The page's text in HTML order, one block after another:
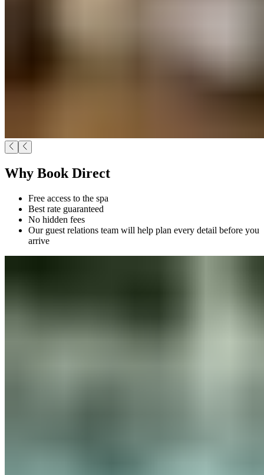
Why Book Direct​​​​‌ ‍ ​‍​‍‌‍ ‌ ​‍‌‍‍‌‌‍‌ ‌‍‍‌‌‍ ‍​‍​‍​ ‍‍​‍​‍‌ ​ ‌‍​‌‌‍ ‍‌‍‍‌‌ ‌​‌ ‍‌​‍ ‍‌‍‍‌‌‍ ​‍​‍​‍ ​​‍​‍‌‍‍​‌ ​‍‌‍‌‌‌‍‌‍​‍​‍​ ‍‍​‍​‍‌‍‍​‌ ‌​‌ ‌​‌ ​​‌ ​ ​ ‍‍​‍ ​‍ ‌‍ ​​‍ ‌‌‍​‌‌‍ ‍‌‍‌​​‍ ‌‌ ​‍​‍ ‌‌‍‍​‌‍ ‌ ‌​‌‍‌‌‌‍ ​‌ ​ ​‍ ‌‌ ​ ‌ ‌​‌ ‌‌‌‍‌​‌‍‍‌‌‍ ​‍ ‍‌ ‌‍‌‍‌‌‌ ​‍‌‍​ ‌‍‌‌‌‍ ​​‍ ‍‌‍​‌‌ ​​‌ ​​​‍ ‌‍‍‌‌‍ ‍‌ ‌​‌‍‌‌‌‍ ‍‌ ‌​​‍ ‌‍‌‌‌‍‌​‌‍‍‌‌ ‌​​‍ ‌‍ ‌‌‍ ‌‍‌​‌‍‌‌​ ‌‌ ​​‌ ​‍‌‍‌‌‌ ​ ‌‍‌‌‌‍ ‍‌ ‌​‌‍​‌‌ ‌​‌‍‍‌‌‍ ‌‍ ‍​ ‍ ‌‍‍‌‌‍‌​​ ‌​ ​​​ ​​‌‍‌​​ ​‌​ ‌‌​ ‌‍​ ‌‍​ ‌‌​‍ ‌​ ‌‍​ ‍​‌‍​ ​ ‍​​‍ ‌​ ‌​‌‍‌‍‌‍​‌‌‍​‍​‍ ‌‌‍​‍‌‍‌‌​ ‌‌​ ‌‍​‍ ‌‌‍‌​​ ‌​‌‍‌‌​ ​​​ ‌ ​ ​ ​ ‍​​ ‌ ​ ​​​ ​‍​ ‌ ‌‍‌‌​ ‍ ‌ ‌​‌ ‍‌‌ ​​‌‍‌‌​ ‌‌‍‍​‌‍ ‌ ‌​‌‍‌‌‌‍ ​‌‌​‍‌‍ ‌‍ ‌‍ ‌‌‌​ ‌ ‌‌‌‍‍‌‌ ‌​‌‍‌‌​ ‍ ‌ ​​‌‍​‌‌ ‌​‌‍‍​​ ‌‌ ​​‌‍​‌‌‍‌ ‌‍‌‌‌​​‍‌ ‌‌‌‍‍‌‌‍ ​‌‍‌​‌‍‌‌‌ ​‍​‍‌‌​ ‌‌‌​​‍‌‌ ‌‍‍ ‌‍‌‌‌ ‍‌​‍‌‌​ ​ ‌​‌​​‍‌‌​ ​ ‌​‌​​‍‌‌​ ​‍​ ​‍‌‍‌‌​ ​‌​ ‌‌‌‍‌‍​ ​‌‌‍‌‌‌‍​‍​ ​‌​ ‍‌​ ​‍‌‍​ ‌‍​ ​‍‌‌​ ​‍​ ​‍​‍‌‌​ ‌‌‌​‌​​‍ ‍‌‍‍​‌‍‌‌‌‍​‌‌‍‌​‌‍‍‌‌‍ ‍‌‍‌ ​ ‌‍​‍‌‍​‌‌ ​ ‌‍‌‌‌‌‌‌‌ ​‍‌‍ ​​ ‌‌‍‍​‌ ‌​‌ ‌​‌ ​​‌ ​ ​‍‌‌​ ​ ‌​​‌​‍‌‌​ ​‍‌​‌‍​‍‌‌​ ​‍‌​‌‍‌‍ ​​‍ ‌‌‍​‌‌‍ ‍‌‍‌​​‍ ‌‌ ​‍​‍ ‌‌‍‍​‌‍ ‌ ‌​‌‍‌‌‌‍ ​‌ ​ ​‍ ‌‌ ​ ‌ ‌​‌ ‌‌‌‍‌​‌‍‍‌‌‍ ​‍ ‍‌ ‌‍‌‍‌‌‌ ​‍‌‍​ ‌‍‌‌‌‍ ​​‍ ‍‌‍​‌‌ ​​‌ ​​​‍‌‍‌‍‍‌‌‍‌​​ ‌​ ​​​ ​​‌‍‌​​ ​‌​ ‌‌​ ‌‍​ ‌‍​ ‌‌​‍ ‌​ ‌‍​ ‍​‌‍​ ​ ‍​​‍ ‌​ ‌​‌‍‌‍‌‍​‌‌‍​‍​‍ ‌‌‍​‍‌‍‌‌​ ‌‌​ ‌‍​‍ ‌‌‍‌​​ ‌​‌‍‌‌​ ​​​ ‌ ​ ​ ​ ‍​​ ‌ ​ ​​​ ​‍​ ‌ ‌‍‌‌​‍‌‍‌ ‌​‌ ‍‌‌ ​​‌‍‌‌​ ‌‌‍‍​‌‍ ‌ ‌​‌‍‌‌‌‍ ​‌‌​‍‌‍ ‌‍ ‌‍ ‌‌‌​ ‌ ‌‌‌‍‍‌‌ ‌​‌‍‌‌​‍‌‍‌ ​​‌‍​‌‌ ‌​‌‍‍​​ ‌‌ ​​‌‍​‌‌‍‌ ‌‍‌‌‌​​‍‌ ‌‌‌‍‍‌‌‍ ​‌‍‌​‌‍‌‌‌ ​‍​‍‌‌​ ‌‌‌​​‍‌‌ ‌‍‍ ‌‍‌‌‌ ‍‌​‍‌‌​ ​ ‌​‌​​‍‌‌​ ​ ‌​‌​​‍‌‌​ ​‍​ ​‍‌‍‌‌​ ​‌​ ‌‌‌‍‌‍​ ​‌‌‍‌‌‌‍​‍​ ​‌​ ‍‌​ ​‍‌‍​ ‌‍​ ​‍‌‌​ ​‍​ ​‍​‍‌‌​ ‌‌‌​‌​​‍ ‍‌‍‍​‌‍‌‌‌‍​‌‌‍‌​‌‍‍‌‌‍ ‍‌‍‌ ​‍‌‍‌ ​​‌‍‌‌‌ ​‍‌ ​ ‌ ​​‌‍‌‌‌‍​ ‌ ‌​‌‍‍‌‌ ‌‍‌‍‌‌​ ‌‌ ​​‌ ‌‌‌‍​‍‌‍ ​‌‍‍‌‌ ​ ‌‍‍​‌‍‌‌‌‍‌​​‍​‍‌ ‌
Free access to the spa​​​​‌ ‍ ​‍​‍‌‍ ‌ ​‍‌‍‍‌‌‍‌ ‌‍‍‌‌‍ ‍​‍​‍​ ‍‍​‍​‍‌ ​ ‌‍​‌‌‍ ‍‌‍‍‌‌ ‌​‌ ‍‌​‍ ‍‌‍‍‌‌‍ ​‍​‍​‍ ​​‍​‍‌‍‍​‌ ​‍‌‍‌‌‌‍‌‍​‍​‍​ ‍‍​‍​‍‌‍‍​‌ ‌​‌ ‌​‌ ​​‌ ​ ​ ‍‍​‍ ​‍ ‌‍ ​​‍ ‌‌‍​‌‌‍ ‍‌‍‌​​‍ ‌‌ ​‍​‍ ‌‌‍‍​‌‍ ‌ ‌​‌‍‌‌‌‍ ​‌ ​ ​‍ ‌‌ ​ ‌ ‌​‌ ‌‌‌‍‌​‌‍‍‌‌‍ ​‍ ‍‌ ‌‍‌‍‌‌‌ ​‍‌‍​ ‌‍‌‌‌‍ ​​‍ ‍‌‍​‌‌ ​​‌ ​​​‍ ‌‍‍‌‌‍ ‍‌ ‌​‌‍‌‌‌‍ ‍‌ ‌​​‍ ‌‍‌‌‌‍‌​‌‍‍‌‌ ‌​​‍ ‌‍ ‌‌‍ ‌‍‌​‌‍‌‌​ ‌‌ ​​‌ ​‍‌‍‌‌‌ ​ ‌‍‌‌‌‍ ‍‌ ‌​‌‍​‌‌ ‌​‌‍‍‌‌‍ ‌‍ ‍​ ‍ ‌‍‍‌‌‍‌​​ ‌​ ​​​ ​​‌‍‌​​ ​‌​ ‌‌​ ‌‍​ ‌‍​ ‌‌​‍ ‌​ ‌‍​ ‍​‌‍​ ​ ‍​​‍ ‌​ ‌​‌‍‌‍‌‍​‌‌‍​‍​‍ ‌‌‍​‍‌‍‌‌​ ‌‌​ ‌‍​‍ ‌‌‍‌​​ ‌​‌‍‌‌​ ​​​ ‌ ​ ​ ​ ‍​​ ‌ ​ ​​​ ​‍​ ‌ ‌‍‌‌​ ‍ ‌ ‌​‌ ‍‌‌ ​​‌‍‌‌​ ‌‌‍‍​‌‍ ‌ ‌​‌‍‌‌‌‍ ​‌‌​‍‌‍ ‌‍ ‌‍ ‌‌‌​ ‌ ‌‌‌‍‍‌‌ ‌​‌‍‌‌​ ‍ ‌ ​​‌‍​‌‌ ‌​‌‍‍​​ ‌‌ ​​‌‍​‌‌‍‌ ‌‍‌‌‌​​‍‌ ‌‌‌‍‍‌‌‍ ​‌‍‌​‌‍‌‌‌ ​‍​‍‌‌​ ‌‌‌​​‍‌‌ ‌‍‍ ‌‍‌‌‌ ‍‌​‍‌‌​ ​ ‌​‌​​‍‌‌​ ​ ‌​‌​​‍‌‌​ ​‍​ ​‍‌‍‌‌​ ​‌​ ‌‌‌‍‌‍​ ​‌‌‍‌‌‌‍​‍​ ​‌​ ‍‌​ ​‍‌‍​ ‌‍​ ​‍‌‌​ ​‍​ ​‍​‍‌‌​ ‌‌‌​‌​​‍ ‍‌‍​‍‌‍ ‌‍‌​‌ ‍‌​‍‌‌​ ‌‌‌​​‍‌‌ ‌‍‍ ‌‍‌‌‌ ‍‌​‍‌‌​ ​ ‌​‌​​‍‌‌​ ​ ‌​‌​​‍‌‌​ ​‍​ ​‍‌‍​‌​ ‌‍​ ​‌‌‍​‌‌‍​‍‌‍​‌​ ‍‌​ ‍​​ ‍‌‌‍​ ​ ​ ​ ‍​​‍‌‌​ ​‍​ ​‍​‍‌‌​ ‌‌‌​‌​​‍ ‍‌‍​ ‌‍‍​‌‍‍‌‌‍ ​‌‍‌​‌ ​‍‌‍‌‌‌‍ ‍​‍‌‌​ ‌‌‌​​‍‌‌ ‌‍‍ ‌‍‌‌‌ ‍‌​‍‌‌​ ​ ‌​‌​​‍‌‌​ ​ ‌​‌​​‍‌‌​ ​‍​ ​‍‌‍‌‌‌‍‌‌‌‍​‍‌‍‌‌​ ‌ ‌‍​‌‌‍​‌‌‍​‍​ ‌​​ ​‍​ ‌‌‌‍​‌​‍‌‌​ ​‍​ ​‍​‍‌‌​ ‌‌‌​‌​​‍ ‍‌ ‌​‌‍‌‌‌ ‍​‌ ‌​​ ‌‍​‍‌‍​‌‌ ​ ‌‍‌‌‌‌‌‌‌ ​‍‌‍ ​​ ‌‌‍‍​‌ ‌​‌ ‌​‌ ​​‌ ​ ​‍‌‌​ ​ ‌​​‌​‍‌‌​ ​‍‌​‌‍​‍‌‌​ ​‍‌​‌‍‌‍ ​​‍ ‌‌‍​‌‌‍ ‍‌‍‌​​‍ ‌‌ ​‍​‍ ‌‌‍‍​‌‍ ‌ ‌​‌‍‌‌‌‍ ​‌ ​ ​‍ ‌‌ ​ ‌ ‌​‌ ‌‌‌‍‌​‌‍‍‌‌‍ ​‍ ‍‌ ‌‍‌‍‌‌‌ ​‍‌‍​ ‌‍‌‌‌‍ ​​‍ ‍‌‍​‌‌ ​​‌ ​​​‍‌‍‌‍‍‌‌‍‌​​ ‌​ ​​​ ​​‌‍‌​​ ​‌​ ‌‌​ ‌‍​ ‌‍​ ‌‌​‍ ‌​ ‌‍​ ‍​‌‍​ ​ ‍​​‍ ‌​ ‌​‌‍‌‍‌‍​‌‌‍​‍​‍ ‌‌‍​‍‌‍‌‌​ ‌‌​ ‌‍​‍ ‌‌‍‌​​ ‌​‌‍‌‌​ ​​​ ‌ ​ ​ ​ ‍​​ ‌ ​ ​​​ ​‍​ ‌ ‌‍‌‌​‍‌‍‌ ‌​‌ ‍‌‌ ​​‌‍‌‌​ ‌‌‍‍​‌‍ ‌ ‌​‌‍‌‌‌‍ ​‌‌​‍‌‍ ‌‍ ‌‍ ‌‌‌​ ‌ ‌‌‌‍‍‌‌ ‌​‌‍‌‌​‍‌‍‌ ​​‌‍​‌‌ ‌​‌‍‍​​ ‌‌ ​​‌‍​‌‌‍‌ ‌‍‌‌‌​​‍‌ ‌‌‌‍‍‌‌‍ ​‌‍‌​‌‍‌‌‌ ​‍​‍‌‌​ ‌‌‌​​‍‌‌ ‌‍‍ ‌‍‌‌‌ ‍‌​‍‌‌​ ​ ‌​‌​​‍‌‌​ ​ ‌​‌​​‍‌‌​ ​‍​ ​‍‌‍‌‌​ ​‌​ ‌‌‌‍‌‍​ ​‌‌‍‌‌‌‍​‍​ ​‌​ ‍‌​ ​‍‌‍​ ‌‍​ ​‍‌‌​ ​‍​ ​‍​‍‌‌​ ‌‌‌​‌​​‍ ‍‌‍​‍‌‍ ‌‍‌​‌ ‍‌​‍‌‌​ ‌‌‌​​‍‌‌ ‌‍‍ ‌‍‌‌‌ ‍‌​‍‌‌​ ​ ‌​‌​​‍‌‌​ ​ ‌​‌​​‍‌‌​ ​‍​ ​‍‌‍​‌​ ‌‍​ ​‌‌‍​‌‌‍​‍‌‍​‌​ ‍‌​ ‍​​ ‍‌‌‍​ ​ ​ ​ ‍​​‍‌‌​ ​‍​ ​‍​‍‌‌​ ‌‌‌​‌​​‍ ‍‌‍​ ‌‍‍​‌‍‍‌‌‍ ​‌‍‌​‌ ​‍‌‍‌‌‌‍ ‍​‍‌‌​ ‌‌‌​​‍‌‌ ‌‍‍ ‌‍‌‌‌ ‍‌​‍‌‌​ ​ ‌​‌​​‍‌‌​ ​ ‌​‌​​‍‌‌​ ​‍​ ​‍‌‍‌‌‌‍‌‌‌‍​‍‌‍‌‌​ ‌ ‌‍​‌‌‍​‌‌‍​‍​ ‌​​ ​‍​ ‌‌‌‍​‌​‍‌‌​ ​‍​ ​‍​‍‌‌​ ‌‌‌​‌​​‍ ‍‌ ‌​‌‍‌‌‌ ‍​‌ ‌​​‍‌‍‌ ​​‌‍‌‌‌ ​‍‌ ​ ‌ ​​‌‍‌‌‌‍​ ‌ ‌​‌‍‍‌‌ ‌‍‌‍‌‌​ ‌‌ ​​‌ ‌‌‌‍​‍‌‍ ​‌‍‍‌‌ ​ ‌‍‍​‌‍‌‌‌‍‌​​‍​‍‌ ‌
Best rate guaranteed​​​​‌ ‍ ​‍​‍‌‍ ‌ ​‍‌‍‍‌‌‍‌ ‌‍‍‌‌‍ ‍​‍​‍​ ‍‍​‍​‍‌ ​ ‌‍​‌‌‍ ‍‌‍‍‌‌ ‌​‌ ‍‌​‍ ‍‌‍‍‌‌‍ ​‍​‍​‍ ​​‍​‍‌‍‍​‌ ​‍‌‍‌‌‌‍‌‍​‍​‍​ ‍‍​‍​‍‌‍‍​‌ ‌​‌ ‌​‌ ​​‌ ​ ​ ‍‍​‍ ​‍ ‌‍ ​​‍ ‌‌‍​‌‌‍ ‍‌‍‌​​‍ ‌‌ ​‍​‍ ‌‌‍‍​‌‍ ‌ ‌​‌‍‌‌‌‍ ​‌ ​ ​‍ ‌‌ ​ ‌ ‌​‌ ‌‌‌‍‌​‌‍‍‌‌‍ ​‍ ‍‌ ‌‍‌‍‌‌‌ ​‍‌‍​ ‌‍‌‌‌‍ ​​‍ ‍‌‍​‌‌ ​​‌ ​​​‍ ‌‍‍‌‌‍ ‍‌ ‌​‌‍‌‌‌‍ ‍‌ ‌​​‍ ‌‍‌‌‌‍‌​‌‍‍‌‌ ‌​​‍ ‌‍ ‌‌‍ ‌‍‌​‌‍‌‌​ ‌‌ ​​‌ ​‍‌‍‌‌‌ ​ ‌‍‌‌‌‍ ‍‌ ‌​‌‍​‌‌ ‌​‌‍‍‌‌‍ ‌‍ ‍​ ‍ ‌‍‍‌‌‍‌​​ ‌​ ​​​ ​​‌‍‌​​ ​‌​ ‌‌​ ‌‍​ ‌‍​ ‌‌​‍ ‌​ ‌‍​ ‍​‌‍​ ​ ‍​​‍ ‌​ ‌​‌‍‌‍‌‍​‌‌‍​‍​‍ ‌‌‍​‍‌‍‌‌​ ‌‌​ ‌‍​‍ ‌‌‍‌​​ ‌​‌‍‌‌​ ​​​ ‌ ​ ​ ​ ‍​​ ‌ ​ ​​​ ​‍​ ‌ ‌‍‌‌​ ‍ ‌ ‌​‌ ‍‌‌ ​​‌‍‌‌​ ‌‌‍‍​‌‍ ‌ ‌​‌‍‌‌‌‍ ​‌‌​‍‌‍ ‌‍ ‌‍ ‌‌‌​ ‌ ‌‌‌‍‍‌‌ ‌​‌‍‌‌​ ‍ ‌ ​​‌‍​‌‌ ‌​‌‍‍​​ ‌‌ ​​‌‍​‌‌‍‌ ‌‍‌‌‌​​‍‌ ‌‌‌‍‍‌‌‍ ​‌‍‌​‌‍‌‌‌ ​‍​‍‌‌​ ‌‌‌​​‍‌‌ ‌‍‍ ‌‍‌‌‌ ‍‌​‍‌‌​ ​ ‌​‌​​‍‌‌​ ​ ‌​‌​​‍‌‌​ ​‍​ ​‍‌‍‌‌​ ​‌​ ‌‌‌‍‌‍​ ​‌‌‍‌‌‌‍​‍​ ​‌​ ‍‌​ ​‍‌‍​ ‌‍​ ​‍‌‌​ ​‍​ ​‍​‍‌‌​ ‌‌‌​‌​​‍ ‍‌‍​‍‌‍ ‌‍‌​‌ ‍‌​‍‌‌​ ‌‌‌​​‍‌‌ ‌‍‍ ‌‍‌‌‌ ‍‌​‍‌‌​ ​ ‌​‌​​‍‌‌​ ​ ‌​‌​​‍‌‌​ ​‍​ ​‍​ ​‍​ ‌‌​ ‍​‌‍​‍​ ‌‌​ ​‍​ ‌ ‌‍​ ‌‍​‌​ ‌‌​ ‍‌‌‍‌‌​‍‌‌​ ​‍​ ​‍​‍‌‌​ ‌‌‌​‌​​‍ ‍‌‍​ ‌‍‍​‌‍‍‌‌‍ ​‌‍‌​‌ ​‍‌‍‌‌‌‍ ‍​‍‌‌​ ‌‌‌​​‍‌‌ ‌‍‍ ‌‍‌‌‌ ‍‌​‍‌‌​ ​ ‌​‌​​‍‌‌​ ​ ‌​‌​​‍‌‌​ ​‍​ ​‍‌‍‌‌‌‍‌‌‌‍​‍‌‍‌‌​ ‌ ‌‍​‌‌‍​‌‌‍​‍​ ‌​​ ​‍​ ‌‌‌‍​‌​‍‌‌​ ​‍​ ​‍​‍‌‌​ ‌‌‌​‌​​‍ ‍‌ ‌​‌‍‌‌‌ ‍​‌ ‌​​ ‌‍​‍‌‍​‌‌ ​ ‌‍‌‌‌‌‌‌‌ ​‍‌‍ ​​ ‌‌‍‍​‌ ‌​‌ ‌​‌ ​​‌ ​ ​‍‌‌​ ​ ‌​​‌​‍‌‌​ ​‍‌​‌‍​‍‌‌​ ​‍‌​‌‍‌‍ ​​‍ ‌‌‍​‌‌‍ ‍‌‍‌​​‍ ‌‌ ​‍​‍ ‌‌‍‍​‌‍ ‌ ‌​‌‍‌‌‌‍ ​‌ ​ ​‍ ‌‌ ​ ‌ ‌​‌ ‌‌‌‍‌​‌‍‍‌‌‍ ​‍ ‍‌ ‌‍‌‍‌‌‌ ​‍‌‍​ ‌‍‌‌‌‍ ​​‍ ‍‌‍​‌‌ ​​‌ ​​​‍‌‍‌‍‍‌‌‍‌​​ ‌​ ​​​ ​​‌‍‌​​ ​‌​ ‌‌​ ‌‍​ ‌‍​ ‌‌​‍ ‌​ ‌‍​ ‍​‌‍​ ​ ‍​​‍ ‌​ ‌​‌‍‌‍‌‍​‌‌‍​‍​‍ ‌‌‍​‍‌‍‌‌​ ‌‌​ ‌‍​‍ ‌‌‍‌​​ ‌​‌‍‌‌​ ​​​ ‌ ​ ​ ​ ‍​​ ‌ ​ ​​​ ​‍​ ‌ ‌‍‌‌​‍‌‍‌ ‌​‌ ‍‌‌ ​​‌‍‌‌​ ‌‌‍‍​‌‍ ‌ ‌​‌‍‌‌‌‍ ​‌‌​‍‌‍ ‌‍ ‌‍ ‌‌‌​ ‌ ‌‌‌‍‍‌‌ ‌​‌‍‌‌​‍‌‍‌ ​​‌‍​‌‌ ‌​‌‍‍​​ ‌‌ ​​‌‍​‌‌‍‌ ‌‍‌‌‌​​‍‌ ‌‌‌‍‍‌‌‍ ​‌‍‌​‌‍‌‌‌ ​‍​‍‌‌​ ‌‌‌​​‍‌‌ ‌‍‍ ‌‍‌‌‌ ‍‌​‍‌‌​ ​ ‌​‌​​‍‌‌​ ​ ‌​‌​​‍‌‌​ ​‍​ ​‍‌‍‌‌​ ​‌​ ‌‌‌‍‌‍​ ​‌‌‍‌‌‌‍​‍​ ​‌​ ‍‌​ ​‍‌‍​ ‌‍​ ​‍‌‌​ ​‍​ ​‍​‍‌‌​ ‌‌‌​‌​​‍ ‍‌‍​‍‌‍ ‌‍‌​‌ ‍‌​‍‌‌​ ‌‌‌​​‍‌‌ ‌‍‍ ‌‍‌‌‌ ‍‌​‍‌‌​ ​ ‌​‌​​‍‌‌​ ​ ‌​‌​​‍‌‌​ ​‍​ ​‍​ ​‍​ ‌‌​ ‍​‌‍​‍​ ‌‌​ ​‍​ ‌ ‌‍​ ‌‍​‌​ ‌‌​ ‍‌‌‍‌‌​‍‌‌​ ​‍​ ​‍​‍‌‌​ ‌‌‌​‌​​‍ ‍‌‍​ ‌‍‍​‌‍‍‌‌‍ ​‌‍‌​‌ ​‍‌‍‌‌‌‍ ‍​‍‌‌​ ‌‌‌​​‍‌‌ ‌‍‍ ‌‍‌‌‌ ‍‌​‍‌‌​ ​ ‌​‌​​‍‌‌​ ​ ‌​‌​​‍‌‌​ ​‍​ ​‍‌‍‌‌‌‍‌‌‌‍​‍‌‍‌‌​ ‌ ‌‍​‌‌‍​‌‌‍​‍​ ‌​​ ​‍​ ‌‌‌‍​‌​‍‌‌​ ​‍​ ​‍​‍‌‌​ ‌‌‌​‌​​‍ ‍‌ ‌​‌‍‌‌‌ ‍​‌ ‌​​‍‌‍‌ ​​‌‍‌‌‌ ​‍‌ ​ ‌ ​​‌‍‌‌‌‍​ ‌ ‌​‌‍‍‌‌ ‌‍‌‍‌‌​ ‌‌ ​​‌ ‌‌‌‍​‍‌‍ ​‌‍‍‌‌ ​ ‌‍‍​‌‍‌‌‌‍‌​​‍​‍‌ ‌
No hidden fees​​​​‌ ‍ ​‍​‍‌‍ ‌ ​‍‌‍‍‌‌‍‌ ‌‍‍‌‌‍ ‍​‍​‍​ ‍‍​‍​‍‌ ​ ‌‍​‌‌‍ ‍‌‍‍‌‌ ‌​‌ ‍‌​‍ ‍‌‍‍‌‌‍ ​‍​‍​‍ ​​‍​‍‌‍‍​‌ ​‍‌‍‌‌‌‍‌‍​‍​‍​ ‍‍​‍​‍‌‍‍​‌ ‌​‌ ‌​‌ ​​‌ ​ ​ ‍‍​‍ ​‍ ‌‍ ​​‍ ‌‌‍​‌‌‍ ‍‌‍‌​​‍ ‌‌ ​‍​‍ ‌‌‍‍​‌‍ ‌ ‌​‌‍‌‌‌‍ ​‌ ​ ​‍ ‌‌ ​ ‌ ‌​‌ ‌‌‌‍‌​‌‍‍‌‌‍ ​‍ ‍‌ ‌‍‌‍‌‌‌ ​‍‌‍​ ‌‍‌‌‌‍ ​​‍ ‍‌‍​‌‌ ​​‌ ​​​‍ ‌‍‍‌‌‍ ‍‌ ‌​‌‍‌‌‌‍ ‍‌ ‌​​‍ ‌‍‌‌‌‍‌​‌‍‍‌‌ ‌​​‍ ‌‍ ‌‌‍ ‌‍‌​‌‍‌‌​ ‌‌ ​​‌ ​‍‌‍‌‌‌ ​ ‌‍‌‌‌‍ ‍‌ ‌​‌‍​‌‌ ‌​‌‍‍‌‌‍ ‌‍ ‍​ ‍ ‌‍‍‌‌‍‌​​ ‌​ ​​​ ​​‌‍‌​​ ​‌​ ‌‌​ ‌‍​ ‌‍​ ‌‌​‍ ‌​ ‌‍​ ‍​‌‍​ ​ ‍​​‍ ‌​ ‌​‌‍‌‍‌‍​‌‌‍​‍​‍ ‌‌‍​‍‌‍‌‌​ ‌‌​ ‌‍​‍ ‌‌‍‌​​ ‌​‌‍‌‌​ ​​​ ‌ ​ ​ ​ ‍​​ ‌ ​ ​​​ ​‍​ ‌ ‌‍‌‌​ ‍ ‌ ‌​‌ ‍‌‌ ​​‌‍‌‌​ ‌‌‍‍​‌‍ ‌ ‌​‌‍‌‌‌‍ ​‌‌​‍‌‍ ‌‍ ‌‍ ‌‌‌​ ‌ ‌‌‌‍‍‌‌ ‌​‌‍‌‌​ ‍ ‌ ​​‌‍​‌‌ ‌​‌‍‍​​ ‌‌ ​​‌‍​‌‌‍‌ ‌‍‌‌‌​​‍‌ ‌‌‌‍‍‌‌‍ ​‌‍‌​‌‍‌‌‌ ​‍​‍‌‌​ ‌‌‌​​‍‌‌ ‌‍‍ ‌‍‌‌‌ ‍‌​‍‌‌​ ​ ‌​‌​​‍‌‌​ ​ ‌​‌​​‍‌‌​ ​‍​ ​‍‌‍‌‌​ ​‌​ ‌‌‌‍‌‍​ ​‌‌‍‌‌‌‍​‍​ ​‌​ ‍‌​ ​‍‌‍​ ‌‍​ ​‍‌‌​ ​‍​ ​‍​‍‌‌​ ‌‌‌​‌​​‍ ‍‌‍​‍‌‍ ‌‍‌​‌ ‍‌​‍‌‌​ ‌‌‌​​‍‌‌ ‌‍‍ ‌‍‌‌‌ ‍‌​‍‌‌​ ​ ‌​‌​​‍‌‌​ ​ ‌​‌​​‍‌‌​ ​‍​ ​‍​ ​ ​ ‌​‌‍​‌​ ‌​‌‍​‌​ ‌​‌‍‌​‌‍‌‌‌‍​ ‌‍‌‍‌‍‌‌‌‍‌‌​‍‌‌​ ​‍​ ​‍​‍‌‌​ ‌‌‌​‌​​‍ ‍‌‍​ ‌‍‍​‌‍‍‌‌‍ ​‌‍‌​‌ ​‍‌‍‌‌‌‍ ‍​‍‌‌​ ‌‌‌​​‍‌‌ ‌‍‍ ‌‍‌‌‌ ‍‌​‍‌‌​ ​ ‌​‌​​‍‌‌​ ​ ‌​‌​​‍‌‌​ ​‍​ ​‍‌‍​‌​ ‍​‌‍​‍‌‍​‌‌‍‌‍‌‍‌​​ ‌‍​ ​‍​ ​‌​ ​​‌‍‌‍‌‍​‍​‍‌‌​ ​‍​ ​‍​‍‌‌​ ‌‌‌​‌​​‍ ‍‌ ‌​‌‍‌‌‌ ‍​‌ ‌​​ ‌‍​‍‌‍​‌‌ ​ ‌‍‌‌‌‌‌‌‌ ​‍‌‍ ​​ ‌‌‍‍​‌ ‌​‌ ‌​‌ ​​‌ ​ ​‍‌‌​ ​ ‌​​‌​‍‌‌​ ​‍‌​‌‍​‍‌‌​ ​‍‌​‌‍‌‍ ​​‍ ‌‌‍​‌‌‍ ‍‌‍‌​​‍ ‌‌ ​‍​‍ ‌‌‍‍​‌‍ ‌ ‌​‌‍‌‌‌‍ ​‌ ​ ​‍ ‌‌ ​ ‌ ‌​‌ ‌‌‌‍‌​‌‍‍‌‌‍ ​‍ ‍‌ ‌‍‌‍‌‌‌ ​‍‌‍​ ‌‍‌‌‌‍ ​​‍ ‍‌‍​‌‌ ​​‌ ​​​‍‌‍‌‍‍‌‌‍‌​​ ‌​ ​​​ ​​‌‍‌​​ ​‌​ ‌‌​ ‌‍​ ‌‍​ ‌‌​‍ ‌​ ‌‍​ ‍​‌‍​ ​ ‍​​‍ ‌​ ‌​‌‍‌‍‌‍​‌‌‍​‍​‍ ‌‌‍​‍‌‍‌‌​ ‌‌​ ‌‍​‍ ‌‌‍‌​​ ‌​‌‍‌‌​ ​​​ ‌ ​ ​ ​ ‍​​ ‌ ​ ​​​ ​‍​ ‌ ‌‍‌‌​‍‌‍‌ ‌​‌ ‍‌‌ ​​‌‍‌‌​ ‌‌‍‍​‌‍ ‌ ‌​‌‍‌‌‌‍ ​‌‌​‍‌‍ ‌‍ ‌‍ ‌‌‌​ ‌ ‌‌‌‍‍‌‌ ‌​‌‍‌‌​‍‌‍‌ ​​‌‍​‌‌ ‌​‌‍‍​​ ‌‌ ​​‌‍​‌‌‍‌ ‌‍‌‌‌​​‍‌ ‌‌‌‍‍‌‌‍ ​‌‍‌​‌‍‌‌‌ ​‍​‍‌‌​ ‌‌‌​​‍‌‌ ‌‍‍ ‌‍‌‌‌ ‍‌​‍‌‌​ ​ ‌​‌​​‍‌‌​ ​ ‌​‌​​‍‌‌​ ​‍​ ​‍‌‍‌‌​ ​‌​ ‌‌‌‍‌‍​ ​‌‌‍‌‌‌‍​‍​ ​‌​ ‍‌​ ​‍‌‍​ ‌‍​ ​‍‌‌​ ​‍​ ​‍​‍‌‌​ ‌‌‌​‌​​‍ ‍‌‍​‍‌‍ ‌‍‌​‌ ‍‌​‍‌‌​ ‌‌‌​​‍‌‌ ‌‍‍ ‌‍‌‌‌ ‍‌​‍‌‌​ ​ ‌​‌​​‍‌‌​ ​ ‌​‌​​‍‌‌​ ​‍​ ​‍​ ​ ​ ‌​‌‍​‌​ ‌​‌‍​‌​ ‌​‌‍‌​‌‍‌‌‌‍​ ‌‍‌‍‌‍‌‌‌‍‌‌​‍‌‌​ ​‍​ ​‍​‍‌‌​ ‌‌‌​‌​​‍ ‍‌‍​ ‌‍‍​‌‍‍‌‌‍ ​‌‍‌​‌ ​‍‌‍‌‌‌‍ ‍​‍‌‌​ ‌‌‌​​‍‌‌ ‌‍‍ ‌‍‌‌‌ ‍‌​‍‌‌​ ​ ‌​‌​​‍‌‌​ ​ ‌​‌​​‍‌‌​ ​‍​ ​‍‌‍​‌​ ‍​‌‍​‍‌‍​‌‌‍‌‍‌‍‌​​ ‌‍​ ​‍​ ​‌​ ​​‌‍‌‍‌‍​‍​‍‌‌​ ​‍​ ​‍​‍‌‌​ ‌‌‌​‌​​‍ ‍‌ ‌​‌‍‌‌‌ ‍​‌ ‌​​‍‌‍‌ ​​‌‍‌‌‌ ​‍‌ ​ ‌ ​​‌‍‌‌‌‍​ ‌ ‌​‌‍‍‌‌ ‌‍‌‍‌‌​ ‌‌ ​​‌ ‌‌‌‍​‍‌‍ ​‌‍‍‌‌ ​ ‌‍‍​‌‍‌‌‌‍‌​​‍​‍‌ ‌
Our guest relations team will help plan every detail before you
arrive​​​​‌ ‍ ​‍​‍‌‍ ‌ ​‍‌‍‍‌‌‍‌ ‌‍‍‌‌‍ ‍​‍​‍​ ‍‍​‍​‍‌ ​ ‌‍​‌‌‍ ‍‌‍‍‌‌ ‌​‌ ‍‌​‍ ‍‌‍‍‌‌‍ ​‍​‍​‍ ​​‍​‍‌‍‍​‌ ​‍‌‍‌‌‌‍‌‍​‍​‍​ ‍‍​‍​‍‌‍‍​‌ ‌​‌ ‌​‌ ​​‌ ​ ​ ‍‍​‍ ​‍ ‌‍ ​​‍ ‌‌‍​‌‌‍ ‍‌‍‌​​‍ ‌‌ ​‍​‍ ‌‌‍‍​‌‍ ‌ ‌​‌‍‌‌‌‍ ​‌ ​ ​‍ ‌‌ ​ ‌ ‌​‌ ‌‌‌‍‌​‌‍‍‌‌‍ ​‍ ‍‌ ‌‍‌‍‌‌‌ ​‍‌‍​ ‌‍‌‌‌‍ ​​‍ ‍‌‍​‌‌ ​​‌ ​​​‍ ‌‍‍‌‌‍ ‍‌ ‌​‌‍‌‌‌‍ ‍‌ ‌​​‍ ‌‍‌‌‌‍‌​‌‍‍‌‌ ‌​​‍ ‌‍ ‌‌‍ ‌‍‌​‌‍‌‌​ ‌‌ ​​‌ ​‍‌‍‌‌‌ ​ ‌‍‌‌‌‍ ‍‌ ‌​‌‍​‌‌ ‌​‌‍‍‌‌‍ ‌‍ ‍​ ‍ ‌‍‍‌‌‍‌​​ ‌​ ​​​ ​​‌‍‌​​ ​‌​ ‌‌​ ‌‍​ ‌‍​ ‌‌​‍ ‌​ ‌‍​ ‍​‌‍​ ​ ‍​​‍ ‌​ ‌​‌‍‌‍‌‍​‌‌‍​‍​‍ ‌‌‍​‍‌‍‌‌​ ‌‌​ ‌‍​‍ ‌‌‍‌​​ ‌​‌‍‌‌​ ​​​ ‌ ​ ​ ​ ‍​​ ‌ ​ ​​​ ​‍​ ‌ ‌‍‌‌​ ‍ ‌ ‌​‌ ‍‌‌ ​​‌‍‌‌​ ‌‌‍‍​‌‍ ‌ ‌​‌‍‌‌‌‍ ​‌‌​‍‌‍ ‌‍ ‌‍ ‌‌‌​ ‌ ‌‌‌‍‍‌‌ ‌​‌‍‌‌​ ‍ ‌ ​​‌‍​‌‌ ‌​‌‍‍​​ ‌‌ ​​‌‍​‌‌‍‌ ‌‍‌‌‌​​‍‌ ‌‌‌‍‍‌‌‍ ​‌‍‌​‌‍‌‌‌ ​‍​‍‌‌​ ‌‌‌​​‍‌‌ ‌‍‍ ‌‍‌‌‌ ‍‌​‍‌‌​ ​ ‌​‌​​‍‌‌​ ​ ‌​‌​​‍‌‌​ ​‍​ ​‍‌‍‌‌​ ​‌​ ‌‌‌‍‌‍​ ​‌‌‍‌‌‌‍​‍​ ​‌​ ‍‌​ ​‍‌‍​ ‌‍​ ​‍‌‌​ ​‍​ ​‍​‍‌‌​ ‌‌‌​‌​​‍ ‍‌‍​‍‌‍ ‌‍‌​‌ ‍‌​‍‌‌​ ‌‌‌​​‍‌‌ ‌‍‍ ‌‍‌‌‌ ‍‌​‍‌‌​ ​ ‌​‌​​‍‌‌​ ​ ‌​‌​​‍‌‌​ ​‍​ ​‍​ ‌​​ ‌‍‌‍‌‍‌‍‌​​ ​‍​ ‌‌​ ‌​​ ​‌​ ‌‌‌‍​‍​ ​‍​ ‌‍​‍‌‌​ ​‍​ ​‍​‍‌‌​ ‌‌‌​‌​​‍ ‍‌‍​ ‌‍‍​‌‍‍‌‌‍ ​‌‍‌​‌ ​‍‌‍‌‌‌‍ ‍​‍‌‌​ ‌‌‌​​‍‌‌ ‌‍‍ ‌‍‌‌‌ ‍‌​‍‌‌​ ​ ‌​‌​​‍‌‌​ ​ ‌​‌​​‍‌‌​ ​‍​ ​‍‌‍​‍‌‍‌‍‌‍​‍​ ​​‌‍​‌‌‍​ ​ ​‍‌‍‌‌‌‍‌​​ ​​‌‍‌‍‌‍‌‌​‍‌‌​ ​‍​ ​‍​‍‌‌​ ‌‌‌​‌​​‍ ‍‌ ‌​‌‍‌‌‌ ‍​‌ ‌​​ ‌‍​‍‌‍​‌‌ ​ ‌‍‌‌‌‌‌‌‌ ​‍‌‍ ​​ ‌‌‍‍​‌ ‌​‌ ‌​‌ ​​‌ ​ ​‍‌‌​ ​ ‌​​‌​‍‌‌​ ​‍‌​‌‍​‍‌‌​ ​‍‌​‌‍‌‍ ​​‍ ‌‌‍​‌‌‍ ‍‌‍‌​​‍ ‌‌ ​‍​‍ ‌‌‍‍​‌‍ ‌ ‌​‌‍‌‌‌‍ ​‌ ​ ​‍ ‌‌ ​ ‌ ‌​‌ ‌‌‌‍‌​‌‍‍‌‌‍ ​‍ ‍‌ ‌‍‌‍‌‌‌ ​‍‌‍​ ‌‍‌‌‌‍ ​​‍ ‍‌‍​‌‌ ​​‌ ​​​‍‌‍‌‍‍‌‌‍‌​​ ‌​ ​​​ ​​‌‍‌​​ ​‌​ ‌‌​ ‌‍​ ‌‍​ ‌‌​‍ ‌​ ‌‍​ ‍​‌‍​ ​ ‍​​‍ ‌​ ‌​‌‍‌‍‌‍​‌‌‍​‍​‍ ‌‌‍​‍‌‍‌‌​ ‌‌​ ‌‍​‍ ‌‌‍‌​​ ‌​‌‍‌‌​ ​​​ ‌ ​ ​ ​ ‍​​ ‌ ​ ​​​ ​‍​ ‌ ‌‍‌‌​‍‌‍‌ ‌​‌ ‍‌‌ ​​‌‍‌‌​ ‌‌‍‍​‌‍ ‌ ‌​‌‍‌‌‌‍ ​‌‌​‍‌‍ ‌‍ ‌‍ ‌‌‌​ ‌ ‌‌‌‍‍‌‌ ‌​‌‍‌‌​‍‌‍‌ ​​‌‍​‌‌ ‌​‌‍‍​​ ‌‌ ​​‌‍​‌‌‍‌ ‌‍‌‌‌​​‍‌ ‌‌‌‍‍‌‌‍ ​‌‍‌​‌‍‌‌‌ ​‍​‍‌‌​ ‌‌‌​​‍‌‌ ‌‍‍ ‌‍‌‌‌ ‍‌​‍‌‌​ ​ ‌​‌​​‍‌‌​ ​ ‌​‌​​‍‌‌​ ​‍​ ​‍‌‍‌‌​ ​‌​ ‌‌‌‍‌‍​ ​‌‌‍‌‌‌‍​‍​ ​‌​ ‍‌​ ​‍‌‍​ ‌‍​ ​‍‌‌​ ​‍​ ​‍​‍‌‌​ ‌‌‌​‌​​‍ ‍‌‍​‍‌‍ ‌‍‌​‌ ‍‌​‍‌‌​ ‌‌‌​​‍‌‌ ‌‍‍ ‌‍‌‌‌ ‍‌​‍‌‌​ ​ ‌​‌​​‍‌‌​ ​ ‌​‌​​‍‌‌​ ​‍​ ​‍​ ‌​​ ‌‍‌‍‌‍‌‍‌​​ ​‍​ ‌‌​ ‌​​ ​‌​ ‌‌‌‍​‍​ ​‍​ ‌‍​‍‌‌​ ​‍​ ​‍​‍‌‌​ ‌‌‌​‌​​‍ ‍‌‍​ ‌‍‍​‌‍‍‌‌‍ ​‌‍‌​‌ ​‍‌‍‌‌‌‍ ‍​‍‌‌​ ‌‌‌​​‍‌‌ ‌‍‍ ‌‍‌‌‌ ‍‌​‍‌‌​ ​ ‌​‌​​‍‌‌​ ​ ‌​‌​​‍‌‌​ ​‍​ ​‍‌‍​‍‌‍‌‍‌‍​‍​ ​​‌‍​‌‌‍​ ​ ​‍‌‍‌‌‌‍‌​​ ​​‌‍‌‍‌‍‌‌​‍‌‌​ ​‍​ ​‍​‍‌‌​ ‌‌‌​‌​​‍ ‍‌ ‌​‌‍‌‌‌ ‍​‌ ‌​​‍‌‍‌ ​​‌‍‌‌‌ ​‍‌ ​ ‌ ​​‌‍‌‌‌‍​ ‌ ‌​‌‍‍‌‌ ‌‍‌‍‌‌​ ‌‌ ​​‌ ‌‌‌‍​‍‌‍ ​‌‍‍‌‌ ​ ‌‍‍​‌‍‌‌‌‍‌​​‍​‍‌ ‌